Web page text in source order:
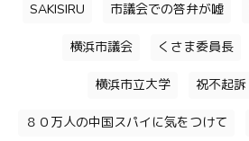
SAKISIRU 市議会での答弁が嘘
横浜市議会 くさま委員長
横浜市立大学 祝不起訴
８０万人の中国スパイに気をつけて